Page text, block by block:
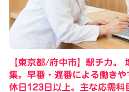
【東京都/府中市】駅チカ。
集。早番・遅番による働きや
休日123日以上。主な応需科